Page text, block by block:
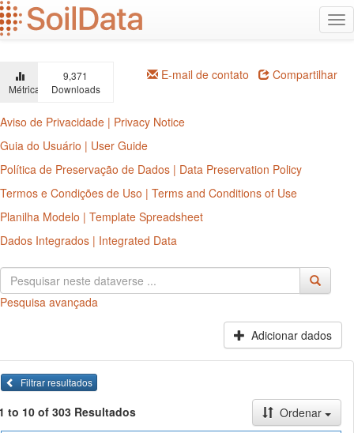
Ir
para
o
principal
Métricas
9,371
Downloads
E-mail de contato Compartilhar
Aviso de Privacidade | Privacy Notice
Guia do Usuário | User Guide
Política de Preservação de Dados | Data Preservation Policy
Termos e Condições de Uso | Terms and Conditions of Use
Planilha Modelo | Template Spreadsheet
Dados Integrados | Integrated Data
Pesquisa avançada
Adicionar dados
Filtrar resultados
to 10 of 303 Resultados
Ordenar